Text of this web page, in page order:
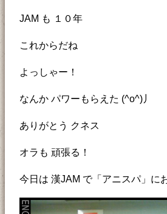
JAM も １０年
これからだね
よっしゃー！
なんか パワーもらえた (^o^)丿
ありがとう クネス
オラも 頑張る！
今日は 漢JAM で「アニスパ」に